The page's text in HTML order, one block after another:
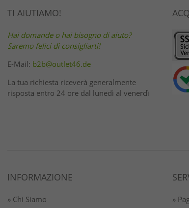
TI AIUTIAMO!
Hai domande o hai bisogno di aiuto?
Saremo felici di consigliarti!
E-Mail: b2b@outlet46.de
La tua richiesta riceverà generalmente
risposta entro 24 ore dal lunedì al venerdì
INFORMAZIONE
» Chi Siamo
»